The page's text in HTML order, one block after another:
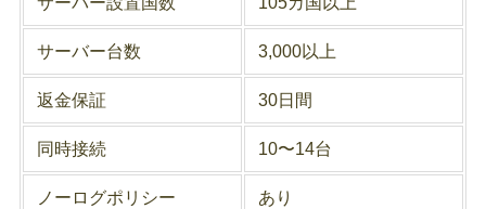
サーバー台数 3,000以上
返金保証 30日間
同時接続 10〜14台
ノーログポリシー あり